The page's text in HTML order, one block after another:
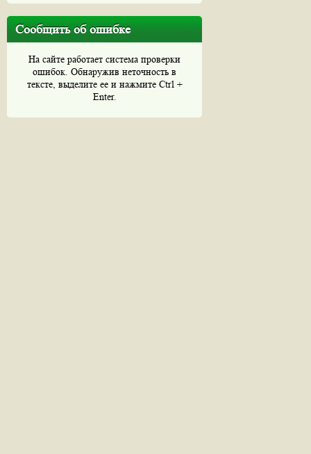
Сообщить об ошибке
На сайте работает система проверки
ошибок. Обнаружив неточность в
тексте, выделите ее и нажмите Ctrl +
Enter.